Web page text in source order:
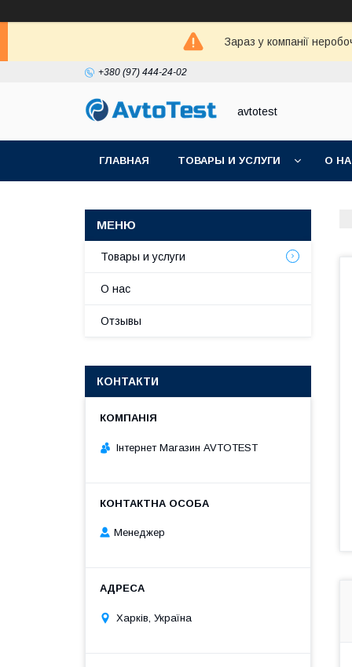
Зараз у компанії
+380 (97) 444-24-02
avtotest
ГЛАВНАЯ ТОВАРЫ И УСЛУГИ О
Товары и услуги
О нас
Отзывы
КОНТАКТИ
Інтернет Магазин AVTOTEST
Менеджер
Харків, Україна